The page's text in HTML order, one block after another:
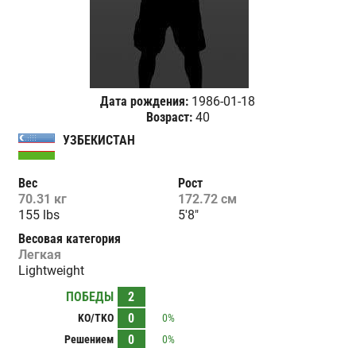
Дата рождения: 1986-01-18
Возраст:40
УЗБЕКИСТАН
Вес
70.31 кг
155 lbs
Рост
172.72 см
5'8"
Весовая категория
Легкая
Lightweight
ПОБЕДЫ
2
KO/TKO 0
0%
Решением
0
0%